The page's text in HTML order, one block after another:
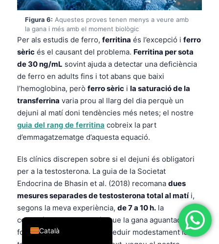
Figura 6: Aquestes proves tenen menys a veure amb
la gana i més amb el moment biològic
Per als estudis de ferro, ferritina és l’excepció i ferro
sèric és el causant del problema. Ferritina per sota
de 30 ng/mL sovint ajuda a detectar una deficiència
de ferro en adults fins i tot abans que baixi
l’hemoglobina, però ferro sèric i la saturació de la
transferrina varia prou al llarg del dia perquè un
dejuni al matí doni tendències més netes; el nostre
guia del rang de ferritina cobreix la part
d’emmagatzematge d’aquesta equació.
Els clínics discrepen sobre si el dejuni és obligatori
per a la testosterona. La guia de la Societat
Endocrina de Bhasin et al. (2018) recomana dues
mesures separades de testosterona total al matíi,
segons la meva experiència, de 7 a 10 h. la
consistència importa més que la gana aguantada amb
força, tot i que un àpat pot reduir modestament la
Català
Deutsch
العربية
Italiano
Español
Português
Ελληνικά
Türkçe
Română
简体中文
فارسی
Български